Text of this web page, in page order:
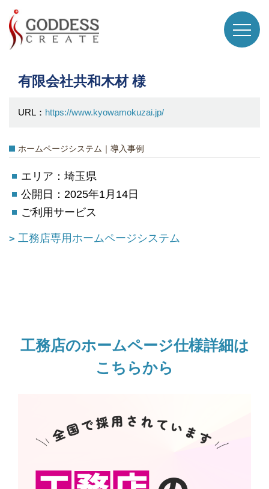
有限会社共和木材 様
URL： https://www.kyowamokuzai.jp/
ホームページシステム｜導入事例
エリア：埼玉県
公開日：2025年1月14日
ご利用サービス
工務店専用ホームページシステム
工務店のホームページ仕様詳細は
こちらから